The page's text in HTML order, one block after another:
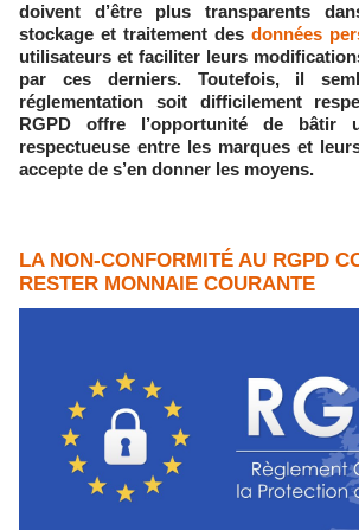
doivent d’être plus transparents
stockage et traitement des données
utilisateurs et faciliter leurs
par ces derniers. Toutefois, il
réglementation soit difficilement
RGPD offre l’opportunité de bâtir
respectueuse entre les marques et
accepte de s’en donner les moyens.
LA NON-CONFORMITÉ AU RGPD
RESTER MONNAIE COURANTE